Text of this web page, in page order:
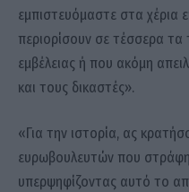
εμπιστευόμαστε στα χέρια
περιορίσουν σε τέσσερα τα
εμβέλειας ή που ακόμη
και τους δικαστές».
«Για την ιστορία, ας
ευρωβουλευτών που
υπερψηφίζοντας αυτό το